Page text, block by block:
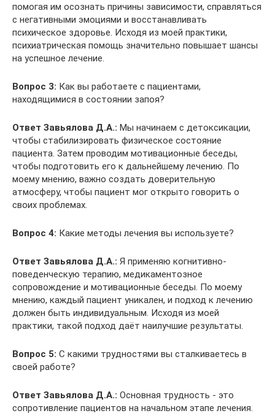
помогая им осознать причины зависимости, справляться
с негативными эмоциями и восстанавливать
психическое здоровье. Исходя из моей практики,
психиатрическая помощь значительно повышает шансы
на успешное лечение.
Вопрос 3: Как вы работаете с пациентами,
находящимися в состоянии запоя?
Ответ Завьялова Д.А.: Мы начинаем с детоксикации,
чтобы стабилизировать физическое состояние
пациента. Затем проводим мотивационные беседы,
чтобы подготовить его к дальнейшему лечению. По
моему мнению, важно создать доверительную
атмосферу, чтобы пациент мог открыто говорить о
своих проблемах.
Вопрос 4: Какие методы лечения вы используете?
Ответ Завьялова Д.А.: Я применяю когнитивно-
поведенческую терапию, медикаментозное
сопровождение и мотивационные беседы. По моему
мнению, каждый пациент уникален, и подход к лечению
должен быть индивидуальным. Исходя из моей
практики, такой подход даёт наилучшие результаты.
Вопрос 5: С какими трудностями вы сталкиваетесь в
своей работе?
Ответ Завьялова Д.А.: Основная трудность - это
сопротивление пациентов на начальном этапе лечения.